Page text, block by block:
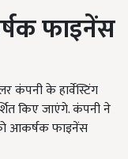
फाइनेंस
कंपनी के हार्वेस्टिंग
किए जाएंगे. कंपनी ने
आकर्षक फाइनेंस